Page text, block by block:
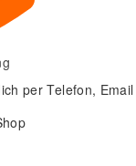
per Telefon,